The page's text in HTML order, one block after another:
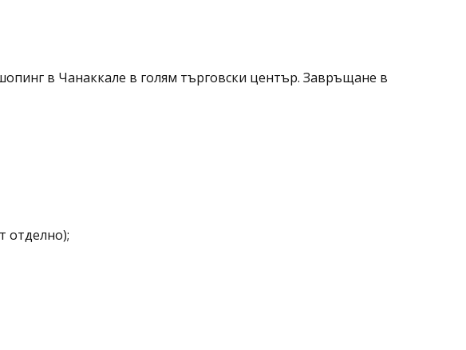
в Чанаккале в голям търговски център. Завръщане в
отделно);